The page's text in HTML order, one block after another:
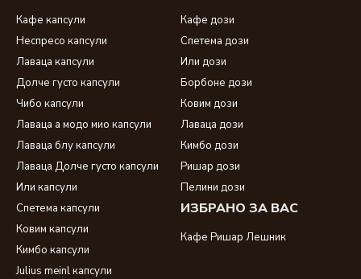
Кафе капсули
Неспресо капсули
Лаваца капсули
Долче густо капсули
Чибо капсули
Лаваца а модо мио капсули
Лаваца блу капсули
Лаваца Долче густо капсули
Или капсули
Спетема капсули
Ковим капсули
Кимбо капсули
Julius meinl капсули
Кафе дози
Спетема дози
Или дози
Борбоне дози
Ковим дози
Лаваца дози
Кимбо дози
Ришар дози
Пелини дози
ИЗБРАНО ЗА ВАС
Кафе Ришар Лешник